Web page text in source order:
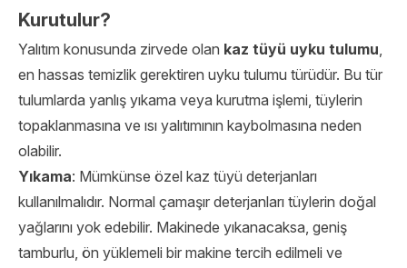
Kurutulur?
Yalıtım konusunda zirvede olan kaz tüyü uyku tulumu,
en hassas temizlik gerektiren uyku tulumu türüdür. Bu tür
tulumlarda yanlış yıkama veya kurutma işlemi, tüylerin
topaklanmasına ve ısı yalıtımının kaybolmasına neden
olabilir.
Yıkama: Mümkünse özel kaz tüyü deterjanları
kullanılmalıdır. Normal çamaşır deterjanları tüylerin doğal
yağlarını yok edebilir. Makinede yıkanacaksa, geniş
tamburlu, ön yüklemeli bir makine tercih edilmeli ve